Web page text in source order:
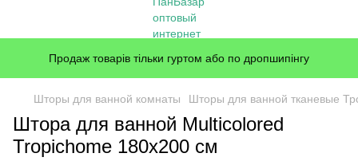
Продаж товарів тільки гуртом або по дропшипінгу
Шторы для ванной комнаты Шторы для ванной тканевые
Штора для ванной Multicolored
Tropichome 180x200 cм